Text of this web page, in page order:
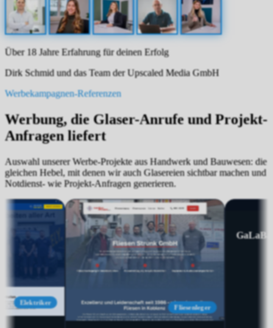
Über 18 Jahre Erfahrung für deinen Erfolg
Dirk Schmid und das Team der Upscaled Media GmbH
Werbekampagnen-Referenzen
Werbung, die Glaser-Anrufe und Projekt-
Anfragen liefert
Auswahl unserer Werbe-Projekte aus Handwerk und Bauwesen: die
gleichen Hebel, mit denen wir auch Glasereien sichtbar machen und
Notdienst- wie Projekt-Anfragen generieren.
Sanierung
H+S Sanierung GmbH Kneisler Elektro